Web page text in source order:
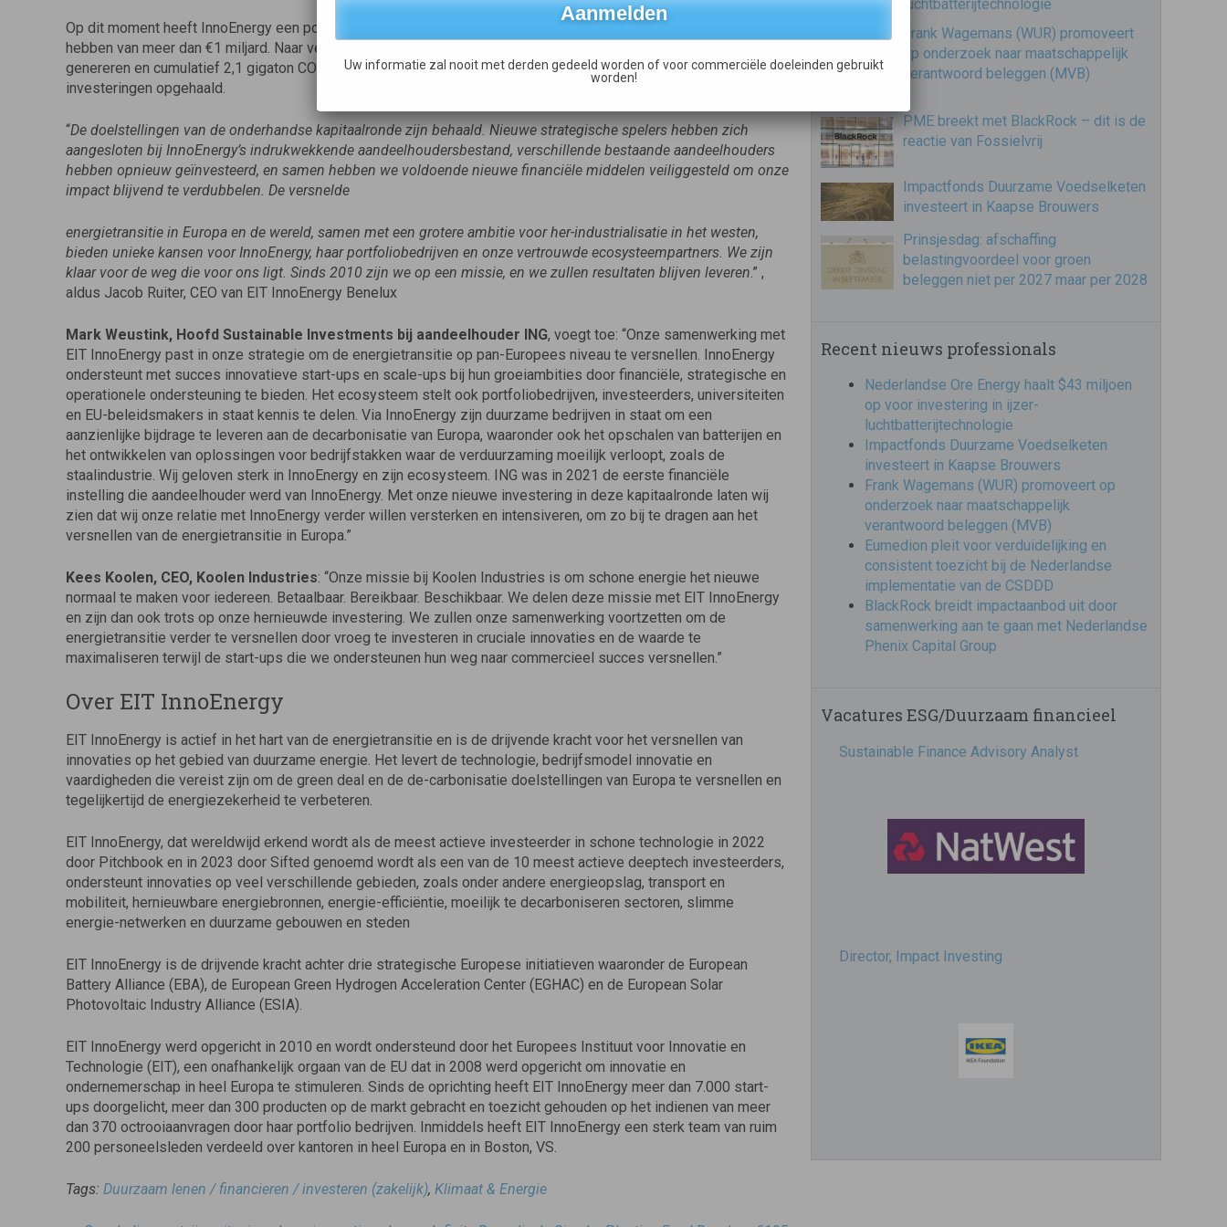
Op dit moment heeft InnoEnergy een portefeuille van meer dan 200 bedrijven, waarvan er drie een waardering
hebben van meer dan €1 miljard. Naar verwachting zullen deze 200 bedrijven in 2030 €110 miljard omzet
genereren en cumulatief 2,1 gigaton CO2 besparen. Deze bedrijven hebben tot op heden €9.7 miljard aan
investeringen opgehaald.
“De doelstellingen van de onderhandse kapitaalronde zijn behaald. Nieuwe strategische spelers hebben zich
aangesloten bij InnoEnergy’s indrukwekkende aandeelhoudersbestand, verschillende bestaande aandeelhouders
hebben opnieuw geïnvesteerd, en samen hebben we voldoende nieuwe financiële middelen veiliggesteld om onze
impact blijvend te verdubbelen. De versnelde
energietransitie in Europa en de wereld, samen met een grotere ambitie voor her-industrialisatie in het westen,
bieden unieke kansen voor InnoEnergy, haar portfoliobedrijven en onze vertrouwde ecosysteempartners. We zijn
klaar voor de weg die voor ons ligt. Sinds 2010 zijn we op een missie, en we zullen resultaten blijven leveren.” ,
aldus Jacob Ruiter, CEO van EIT InnoEnergy Benelux
Mark Weustink, Hoofd Sustainable Investments bij aandeelhouder ING, voegt toe: “Onze samenwerking met
EIT InnoEnergy past in onze strategie om de energietransitie op pan-Europees niveau te versnellen. InnoEnergy
ondersteunt met succes innovatieve start-ups en scale-ups bij hun groeiambities door financiële, strategische en
operationele ondersteuning te bieden. Het ecosysteem stelt ook portfoliobedrijven, investeerders, universiteiten
en EU-beleidsmakers in staat kennis te delen. Via InnoEnergy zijn duurzame bedrijven in staat om een
aanzienlijke bijdrage te leveren aan de decarbonisatie van Europa, waaronder ook het opschalen van batterijen en
het ontwikkelen van oplossingen voor bedrijfstakken waar de verduurzaming moeilijk verloopt, zoals de
staalindustrie. Wij geloven sterk in InnoEnergy en zijn ecosysteem. ING was in 2021 de eerste financiële
instelling die aandeelhouder werd van InnoEnergy. Met onze nieuwe investering in deze kapitaalronde laten wij
zien dat wij onze relatie met InnoEnergy verder willen versterken en intensiveren, om zo bij te dragen aan het
versnellen van de energietransitie in Europa.”
Kees Koolen, CEO, Koolen Industries: “Onze missie bij Koolen Industries is om schone energie het nieuwe
normaal te maken voor iedereen. Betaalbaar. Bereikbaar. Beschikbaar. We delen deze missie met EIT InnoEnergy
en zijn dan ook trots op onze hernieuwde investering. We zullen onze samenwerking voortzetten om de
energietransitie verder te versnellen door vroeg te investeren in cruciale innovaties en de waarde te
maximaliseren terwijl de start-ups die we ondersteunen hun weg naar commercieel succes versnellen.”
Over EIT InnoEnergy
EIT InnoEnergy is actief in het hart van de energietransitie en is de drijvende kracht voor het versnellen van
innovaties op het gebied van duurzame energie. Het levert de technologie, bedrijfsmodel innovatie en
vaardigheden die vereist zijn om de green deal en de de-carbonisatie doelstellingen van Europa te versnellen en
tegelijkertijd de energiezekerheid te verbeteren.
EIT InnoEnergy, dat wereldwijd erkend wordt als de meest actieve investeerder in schone technologie in 2022
door Pitchbook en in 2023 door Sifted genoemd wordt als een van de 10 meest actieve deeptech investeerders,
ondersteunt innovaties op veel verschillende gebieden, zoals onder andere energieopslag, transport en
mobiliteit, hernieuwbare energiebronnen, energie-efficiëntie, moeilijk te decarboniseren sectoren, slimme
energie-netwerken en duurzame gebouwen en steden
EIT InnoEnergy is de drijvende kracht achter drie strategische Europese initiatieven waaronder de European
Battery Alliance (EBA), de European Green Hydrogen Acceleration Center (EGHAC) en de European Solar
Photovoltaic Industry Alliance (ESIA).
EIT InnoEnergy werd opgericht in 2010 en wordt ondersteund door het Europees Instituut voor Innovatie en
Technologie (EIT), een onafhankelijk orgaan van de EU dat in 2008 werd opgericht om innovatie en
ondernemerschap in heel Europa te stimuleren. Sinds de oprichting heeft EIT InnoEnergy meer dan 7.000 start-
ups doorgelicht, meer dan 300 producten op de markt gebracht en toezicht gehouden op het indienen van meer
dan 370 octrooiaanvragen door haar portfolio bedrijven. Inmiddels heeft EIT InnoEnergy een sterk team van ruim
200 personeelsleden verdeeld over kantoren in heel Europa en in Boston, VS.
Tags: Duurzaam lenen / financieren / investeren (zakelijk), Klimaat & Energie
luchtbatterijtechnologie
Frank Wagemans (WUR) promoveert
op onderzoek naar maatschappelijk
verantwoord beleggen (MVB)
PME breekt met BlackRock – dit is de
reactie van Fossielvrij
Impactfonds Duurzame Voedselketen
investeert in Kaapse Brouwers
Prinsjesdag: afschaffing
belastingvoordeel voor groen
beleggen niet per 2027 maar per 2028
Recent nieuws professionals
Nederlandse Ore Energy haalt $43 miljoen
op voor investering in ijzer-
luchtbatterijtechnologie
Impactfonds Duurzame Voedselketen
investeert in Kaapse Brouwers
Frank Wagemans (WUR) promoveert op
onderzoek naar maatschappelijk
verantwoord beleggen (MVB)
Eumedion pleit voor verduidelijking en
consistent toezicht bij de Nederlandse
implementatie van de CSDDD
BlackRock breidt impactaanbod uit door
samenwerking aan te gaan met Nederlandse
Phenix Capital Group
Vacatures ESG/Duurzaam financieel
Sustainable Finance Advisory Analyst
Director, Impact Investing
Impact consultant (manager)
Uw informatie zal nooit met derden gedeeld worden of voor commerciële doeleinden gebruikt
worden!